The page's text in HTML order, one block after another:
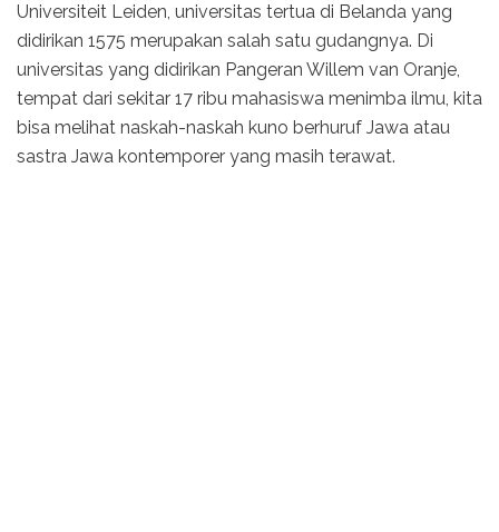
Universiteit Leiden, universitas tertua di Belanda yang
didirikan 1575 merupakan salah satu gudangnya. Di
universitas yang didirikan Pangeran Willem van Oranje,
tempat dari sekitar 17 ribu mahasiswa menimba ilmu, kita
bisa melihat naskah-naskah kuno berhuruf Jawa atau
sastra Jawa kontemporer yang masih terawat.